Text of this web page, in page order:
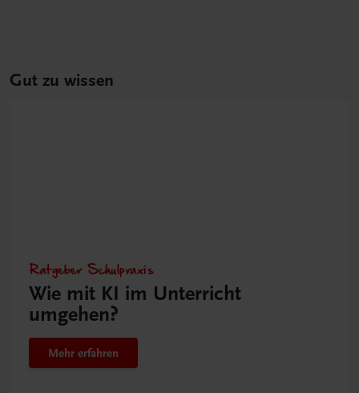
Gut zu wissen
Ratgeber Schulpraxis
Wie mit KI im Unterricht
umgehen?
Mehr erfahren